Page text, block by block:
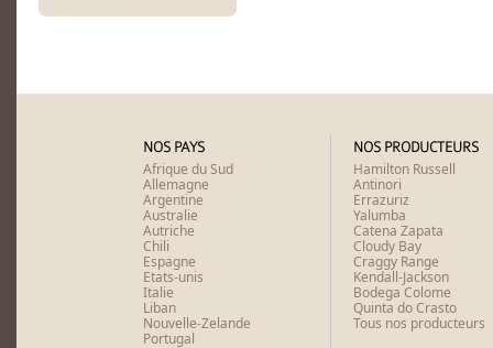
NOS PAYS
Afrique du Sud
Allemagne
Argentine
Australie
Autriche
Chili
Espagne
Etats-unis
Italie
Liban
Nouvelle-Zelande
Portugal
NOS PRODUCTEURS
Hamilton Russell
Antinori
Errazuriz
Yalumba
Catena Zapata
Cloudy Bay
Craggy Range
Kendall-Jackson
Bodega Colome
Quinta do Crasto
Tous nos producteurs